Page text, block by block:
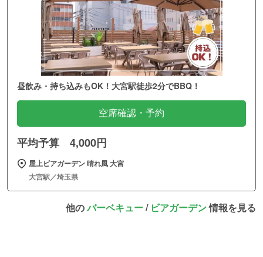
昼飲み・持ち込みもOK！大宮駅徒歩2分でBBQ！
空席確認・予約
平均予算 4,000円
屋上ビアガーデン 晴れ風 大宮
大宮駅／埼玉県
他のバーベキュー/ ビアガーデン情報を見る